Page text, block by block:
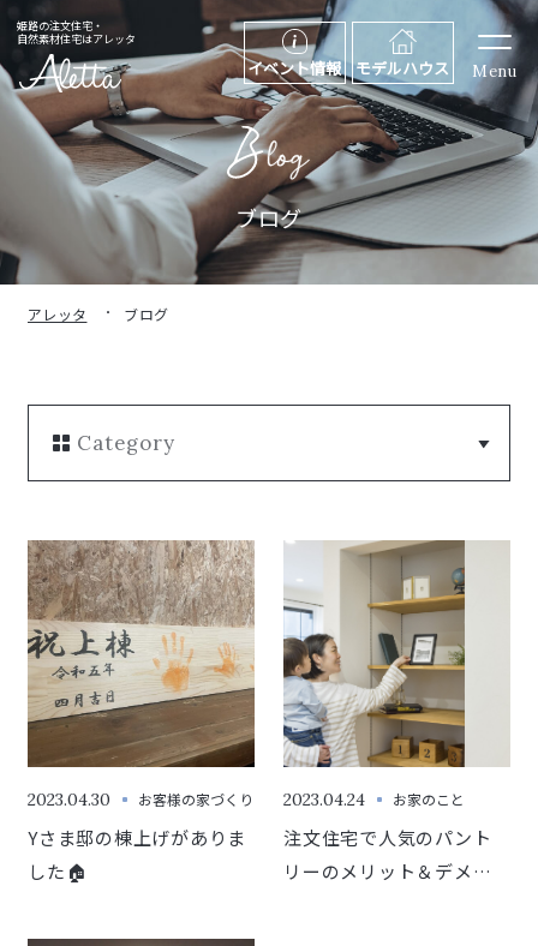
姫路の注文住宅・
自然素材住宅はアレッタ
イベント情報 モデルハウス Menu
ブログ
アレッタ ブログ
Category
2023.04.30 お客様の家づくり
Yさま邸の棟上げがありま
した🏠
2023.04.24 お家のこと
注文住宅で人気のパント
リーのメリット＆デメリ